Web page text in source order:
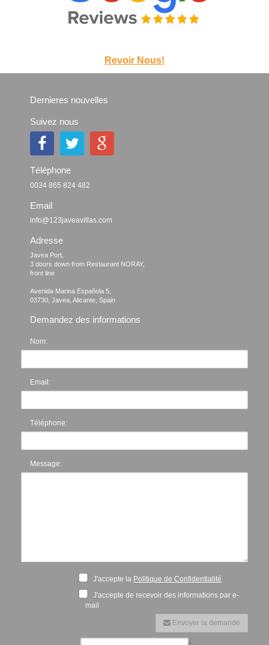
Revoir Nous!
Dernieres nouvelles
Suivez nous
Téléphone
0034 865 824 482
Email
info@123javeavillas.com
Adresse
Javea Port,
3 doors down from Restaurant NORAY,
front line
Avenida Marina Española 5,
Demandez des informations
Nom:
Email:
Téléphone:
Message:
J'accepte la Politique de Confidentialité
J'accepte de recevoir des informations par e-
mail
Envoyer la demande